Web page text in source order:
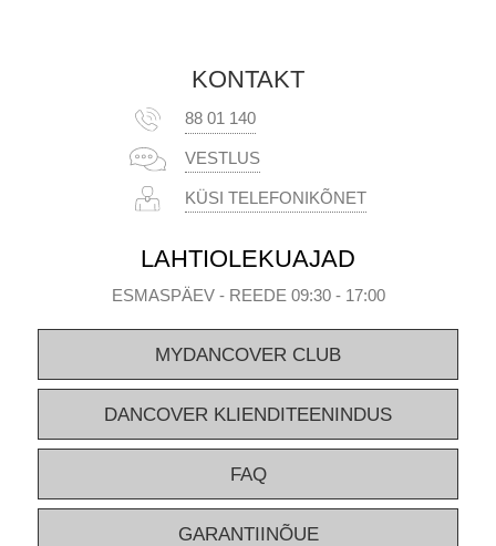
KONTAKT
88 01 140
VESTLUS
KÜSI TELEFONIKÕNET
LAHTIOLEKUAJAD
ESMASPÄEV - REEDE 09:30 - 17:00
MYDANCOVER CLUB
DANCOVER KLIENDITEENINDUS
FAQ
GARANTIINÕUE